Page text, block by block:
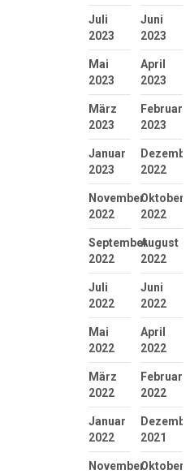
Juli
2023
Juni
2023
Mai
2023
April
2023
März
2023
Februar
2023
Januar
2023
2022
November
2022
Oktober
2022
September
2022
August
2022
Juli
2022
Juni
2022
Mai
2022
April
2022
März
2022
Februar
2022
Januar
2022
2021
NovemberOktober